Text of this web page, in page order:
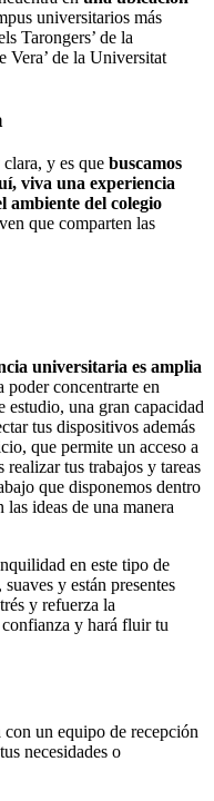
universitarios más
Tarongers’ de la
Vera’ de la Universitat
y es que buscamos
viva una experiencia
ambiente del colegio
que comparten las
universitaria es amplia
poder concentrarte en
estudio, una gran capacidad
tus dispositivos además
que permite un acceso a
tus trabajos y tareas
que disponemos dentro
ideas de una manera
en este tipo de
, suaves y están presentes
y refuerza la
y hará fluir tu
un equipo de recepción
necesidades o